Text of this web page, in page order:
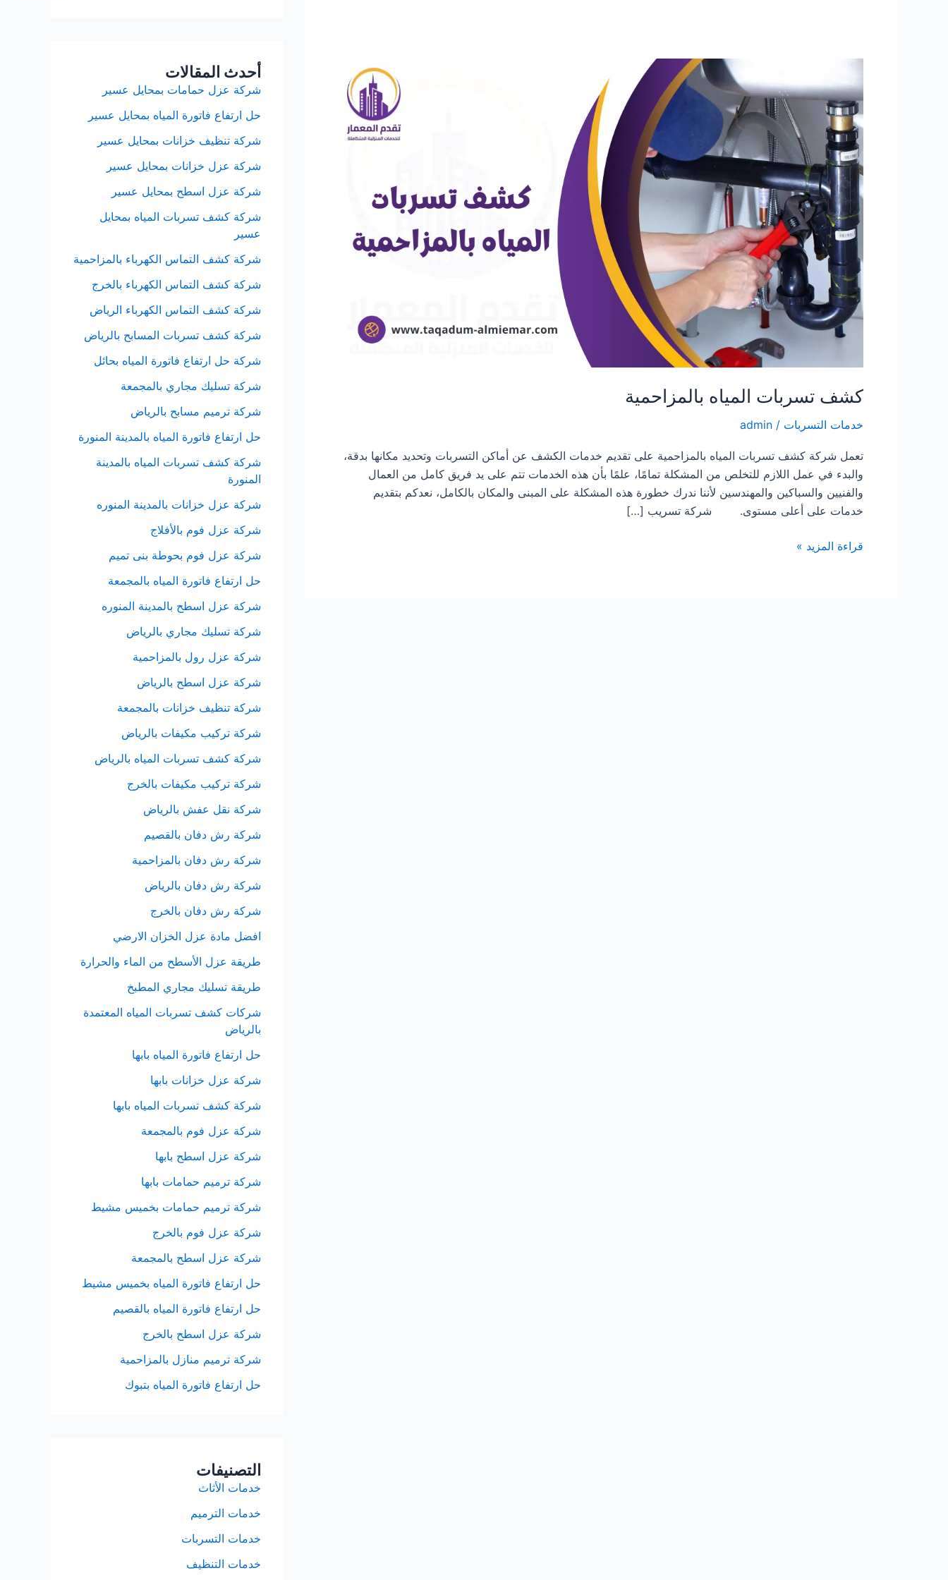
كشف تسربات المياه بالمزاحمية
خدمات التسربات /
admin
تعمل شركة كشف تسربات المياه بالمزاحمية على تقديم خدمات الكشف عن أماكن التسربات وتحديد مكانها بدقة،
والبدء في عمل اللازم للتخلص من المشكلة تمامًا، علمًا بأن هذه الخدمات تتم على يد فريق كامل من العمال
والفنيين والسباكين والمهندسين لأننا ندرك خطورة هذه المشكلة على المبنى والمكان بالكامل، نعدكم بتقديم
خدمات على أعلى مستوى. شركة تسريب […]
كشف
قراءة المزيد »
أحدث المقالات
شركة عزل حمامات بمحايل عسير
حل ارتفاع فاتورة المياه بمحايل عسير
شركة تنظيف خزانات بمحايل عسير
شركة عزل خزانات بمحايل عسير
شركة عزل اسطح بمحايل عسير
شركة كشف تسربات المياه بمحايل
عسير
شركة كشف التماس الكهرباء بالمزاحمية
شركة كشف التماس الكهرباء بالخرج
شركة كشف التماس الكهرباء الرياض
شركة كشف تسربات المسابح بالرياض
شركة حل ارتفاع فاتورة المياه بحائل
شركة تسليك مجاري بالمجمعة
شركة ترميم مسابح بالرياض
حل ارتفاع فاتورة المياه بالمدينة المنورة
شركة كشف تسربات المياه بالمدينة
المنورة
شركة عزل خزانات بالمدينة المنوره
شركة عزل فوم بالأفلاج
شركة عزل فوم بحوطة بنى تميم
حل ارتفاع فاتورة المياه بالمجمعة
شركة عزل اسطح بالمدينة المنوره
شركة تسليك مجاري بالرياض
شركة عزل رول بالمزاحمية
شركة عزل اسطح بالرياض
شركة تنظيف خزانات بالمجمعة
شركة تركيب مكيفات بالرياض
شركة كشف تسربات المياه بالرياض
شركة تركيب مكيفات بالخرج
شركة نقل عفش بالرياض
شركة رش دفان بالقصيم
شركة رش دفان بالمزاحمية
شركة رش دفان بالرياض
شركة رش دفان بالخرج
افضل مادة عزل الخزان الارضي
طريقة عزل الأسطح من الماء والحرارة
طريقة تسليك مجاري المطبخ
شركات كشف تسربات المياه المعتمدة
بالرياض
حل ارتفاع فاتورة المياه بابها
شركة عزل خزانات بابها
شركة كشف تسربات المياه بابها
شركة عزل فوم بالمجمعة
شركة عزل اسطح بابها
شركة ترميم حمامات بابها
شركة ترميم حمامات بخميس مشيط
شركة عزل فوم بالخرج
شركة عزل اسطح بالمجمعة
حل ارتفاع فاتورة المياه بخميس مشيط
حل ارتفاع فاتورة المياه بالقصيم
شركة عزل اسطح بالخرج
شركة ترميم منازل بالمزاحمية
حل ارتفاع فاتورة المياه بتبوك
التصنيفات
خدمات الأثاث
خدمات الترميم
خدمات التسربات
خدمات التنظيف